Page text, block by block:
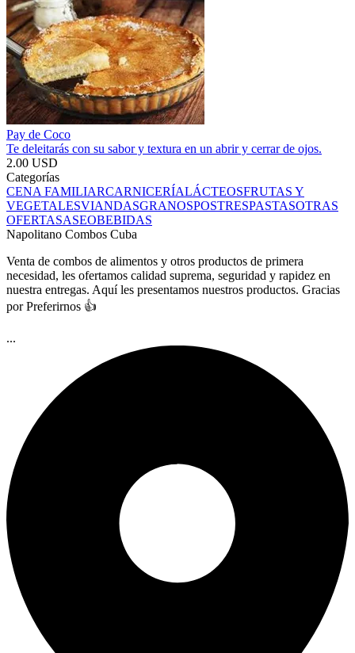
Pay de Coco
Te deleitarás con su sabor y textura en un abrir y cerrar de ojos.
2.00 USD
Categorías
CENA FAMILIARCARNICERÍALÁCTEOSFRUTAS Y
VEGETALESVIANDASGRANOSPOSTRESPASTASOTRAS
OFERTASASEOBEBIDAS
Napolitano Combos Cuba
Venta de combos de alimentos y otros productos de primera
necesidad, les ofertamos calidad suprema, seguridad y rapidez en
nuestra entregas. Aquí les presentamos nuestros productos. Gracias
por Preferirnos 👍
...